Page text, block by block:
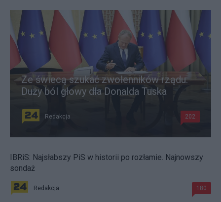
Ze świecą szukać zwolenników rządu.
Duży ból głowy dla Donalda Tuska
Redakcja 202
IBRiS: Najsłabszy PiS w historii po rozłamie. Najnowszy
sondaż
Redakcja 180